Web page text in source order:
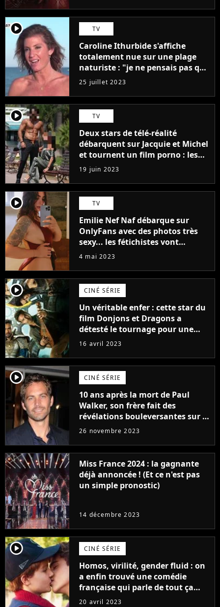
player2 TV
Caroline Ithurbide s'affiche
totalement nue sur une plage
naturiste : "je ne pensais pas que
j'arriverais à le faire..."
25 juillet 2023
player2 TV
Deux stars de télé-réalité
débarquent sur Jacquie et Michel
et tournent un film porno : les
premières images du tournage
(exclu)
19 juin 2023
player2 TV
Emilie Nef Naf débarque sur
OnlyFans avec des photos très
sexy... les fétichistes vont
prendre leur pied !
4 mai 2023
player2 CINÉ SÉRIE
Un véritable enfer : cette star du
film Donjons et Dragons a
détesté le tournage pour une
raison très spéciale
16 avril 2023
player2 CINÉ SÉRIE
10 ans après la mort de Paul
Walker, son frère fait des
révélations bouleversantes sur la
réaction des acteurs de Fast and
26 novembre 2023
Miss France 2024 : la gagnante
déjà annoncée ! (Et ce n'est pas
un simple pronostic)
14 décembre 2023
player2 CINÉ SÉRIE
Homos, virilité, gender fluid : on
a enfin trouvé une comédie
française qui parle de tout ça
sans être super ringarde
20 avril 2023